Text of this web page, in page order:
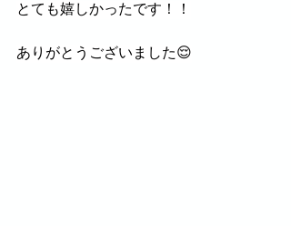
とても嬉しかったです！！
ありがとうございました😌